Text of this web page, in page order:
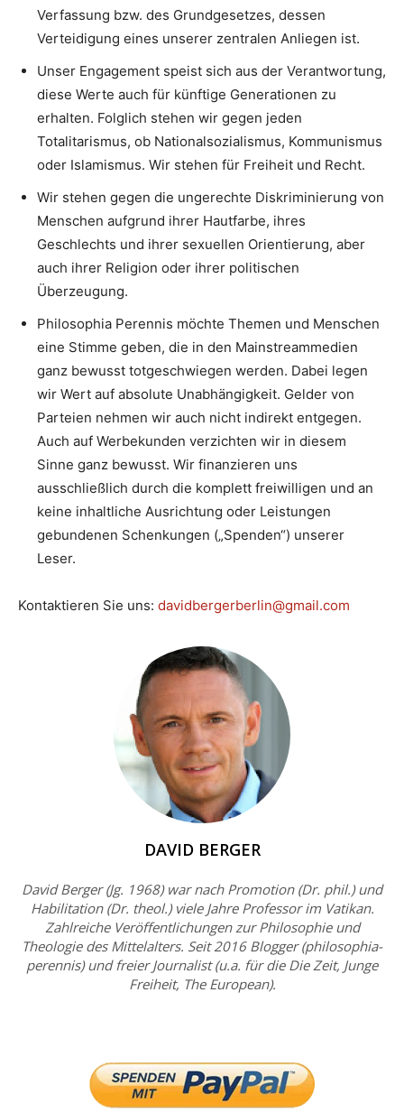
Verfassung bzw. des Grundgesetzes, dessen
Verteidigung eines unserer zentralen Anliegen ist.
Unser Engagement speist sich aus der Verantwortung,
diese Werte auch für künftige Generationen zu
erhalten. Folglich stehen wir gegen jeden
Totalitarismus, ob Nationalsozialismus, Kommunismus
oder Islamismus. Wir stehen für Freiheit und Recht.
Wir stehen gegen die ungerechte Diskriminierung von
Menschen aufgrund ihrer Hautfarbe, ihres
Geschlechts und ihrer sexuellen Orientierung, aber
auch ihrer Religion oder ihrer politischen
Überzeugung.
Philosophia Perennis möchte Themen und Menschen
eine Stimme geben, die in den Mainstreammedien
ganz bewusst totgeschwiegen werden. Dabei legen
wir Wert auf absolute Unabhängigkeit. Gelder von
Parteien nehmen wir auch nicht indirekt entgegen.
Auch auf Werbekunden verzichten wir in diesem
Sinne ganz bewusst. Wir finanzieren uns
ausschließlich durch die komplett freiwilligen und an
keine inhaltliche Ausrichtung oder Leistungen
gebundenen Schenkungen („Spenden“) unserer
Leser.
Kontaktieren Sie uns: davidbergerberlin@gmail.com
DAVID BERGER
David Berger (Jg. 1968) war nach Promotion (Dr. phil.) und
Habilitation (Dr. theol.) viele Jahre Professor im Vatikan.
Zahlreiche Veröffentlichungen zur Philosophie und
Theologie des Mittelalters. Seit 2016 Blogger (philosophia-
perennis) und freier Journalist (u.a. für die Die Zeit, Junge
Freiheit, The European).